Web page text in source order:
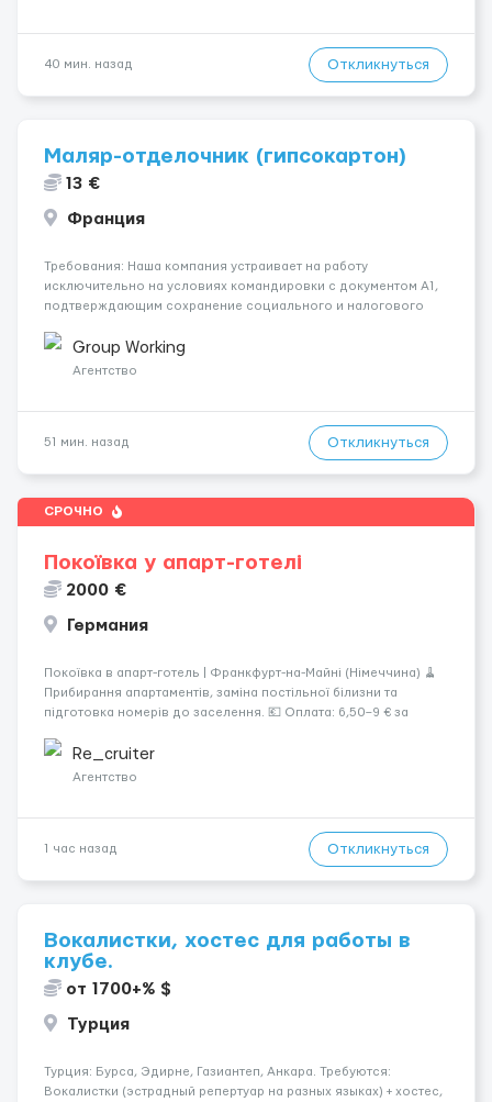
40 мин. назад Откликнуться
Маляр-отделочник (гипсокартон)
13 €
Франция
Требования: Наша компания устраивает на работу
исключительно на условиях командировки с документом A1,
подтверждающим сохранение социального и налогового
A1 могут получить граждане стран с упрощенным доступом к
рынку труда ЕС (Укра...
Group Working
Агентство
51 мин. назад Откликнуться
СРОЧНО
Покоївка у апарт-готелі
2000 €
Германия
Покоївка в апарт-готель | Франкфурт-на-Майні (Німеччина) 🧹
Прибирання апартаментів, заміна постільної білизни та
підготовка номерів до заселення. 💶 Оплата: 6,50–9 € за
близько 2000 € на місяць (після вирахув...
Re_cruiter
Агентство
1 час назад Откликнуться
Вокалистки, хостес для работы в
клубе.
от 1700+% $
Турция
Турция: Бурса, Эдирне, Газиантеп, Анкара. Требуются:
Вокалистки (эстрадный репертуар на разных языках) + хостеc,